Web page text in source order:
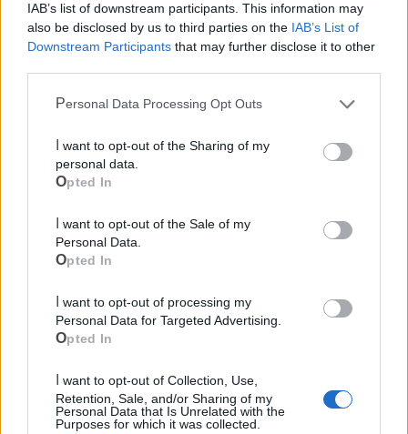
IAB’s list of downstream participants. This information may
also be disclosed by us to third parties on the IAB’s List of
Downstream Participants that may further disclose it to other
Personal Data Processing Opt Outs
personal data.
Opted In
Personal Data.
Opted In
Personal Data for Targeted Advertising.
Opted In
Retention, Sale, and/or Sharing of my
Personal Data that Is Unrelated with the
Purposes for which it was collected.
Cia Agricoltori Italiani | Puglia - Area Due
Mari
Scopri tutte le notizie, gli eventi e la Web TV di Cia Puglia - Area
Due Mari
Le ultime notizie di Castellaneta